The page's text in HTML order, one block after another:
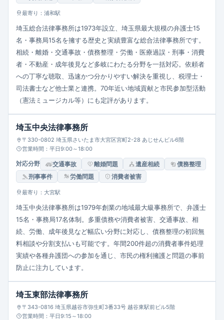
最寄り：浦和駅
埼玉総合法律事務所は1973年設立、埼玉県最大規模の弁護士15
名・事務局15名を擁する歴史と実績豊富な総合法律事務所です。
相続・離婚・交通事故・債務整理・労働・医療過誤・刑事・消費
者・不動産・成年後見など多岐にわたる分野を一括対応。依頼者
への丁寧な聴取、迅速かつ分かりやすい解決を重視し、税理士・
司法書士など他士業と連携。70年近い地域貢献と市民参加型活動
（憲法ミュージカル等）にも定評があります。
埼玉中央法律事務所
〒330-0802 埼玉県さいたま市大宮区宮町2-28 あじせんビル6階
営業時間：平日9:00～18:00
対応分野 交通事故 離婚問題 遺産相続
債務整理
刑事事件
労働問題 消費者被害
最寄り：大宮駅
埼玉中央法律事務所は1979年創業の地域最大級事務所で、弁護士
15名・事務局17名体制。多重債務や消費者被害、交通事故、相
続、労働、成年後見など幅広い分野に対応し、債務整理の初回無
料相談や分割支払いも可能です。年間200件超の消費者事件処理
実績や各種弁護団への参加を通じ、市民の権利擁護と問題の事前
防止に注力しています。
埼玉東部法律事務所
〒343-0816 埼玉県越谷市弥生町3番33号 越谷東駅前ビル5階
営業時間：平日9:15～18:00